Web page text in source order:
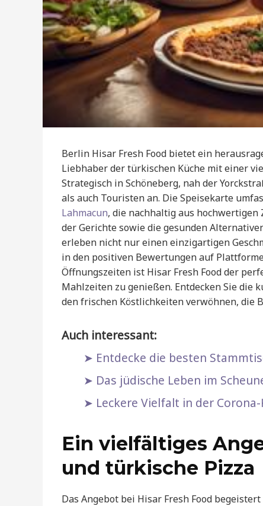
Berlin Hisar Fresh Food bietet ein
Liebhaber der türkischen Küche mit einer
Strategisch in Schöneberg, nah der
als auch Touristen an. Die Speisekarte
Lahmacun, die nachhaltig aus
der Gerichte sowie die gesunden
erleben nicht nur einen einzigartigen
in den positiven Bewertungen auf
Öffnungszeiten ist Hisar Fresh Food der
Mahlzeiten zu genießen. Entdecken Sie die
den frischen Köstlichkeiten verwöhnen, die
Auch interessant:
Entdecke die besten
Das jüdische Leben im
Leckere Vielfalt in der
Ein vielfältiges
und türkische Pizza
Das Angebot bei Hisar Fresh Food